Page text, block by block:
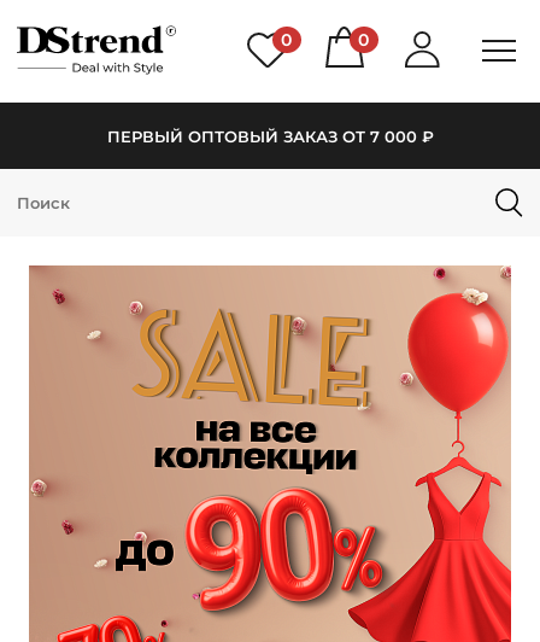
0 0
ПЕРВЫЙ ОПТОВЫЙ ЗАКАЗ ОТ 7 000 ₽
КАТАЛОГ
НОВИНКИ
PREMIUM
РАСПРОДАЖА